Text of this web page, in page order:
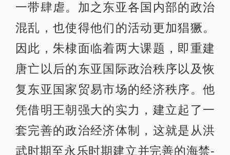
一带肆虐。加之东亚各国内部的政治
混乱，也使得他们的活动更加猖獗。
因此，朱棣面临着两大课题，即重建
唐亡以后的东亚国际政治秩序以及恢
复东亚国家贸易市场的经济秩序。他
凭借明王朝强大的实力，建立起了一
套完善的政治经济体制，这就是从洪
武时期至永乐时期建立并完善的海禁-